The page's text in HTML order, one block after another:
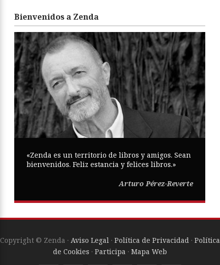
Bienvenidos a Zenda
«Zenda es un territorio de libros y amigos. Sean
bienvenidos. Feliz estancia y felices libros.»
Arturo Pérez-Reverte
Copyright © Zenda · Aviso Legal · Política de Privacidad · Política
de Cookies · Participa · Mapa Web